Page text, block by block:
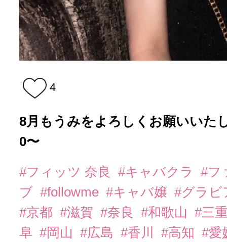
4
8月もうみをよろしくお願いいた
0〜
#フィッツ 奈良 #キャバクラ
#フ
ブ #followme #キャバ嬢 #グラ
#京都 #滋賀 #奈良 #和歌山
#三
阜 #岡山 #広島 #香川 #高知 #愛